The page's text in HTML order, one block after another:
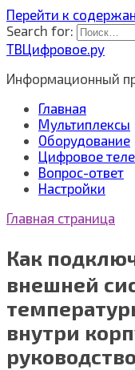
Перейти к
Search for:
ТВЦифровое.ру
Информационный
Главная
Мультиплексы
Оборудование
Цифровое
Вопрос-ответ
Настройки
Главная страница
Как
внешней
внутри
руководство